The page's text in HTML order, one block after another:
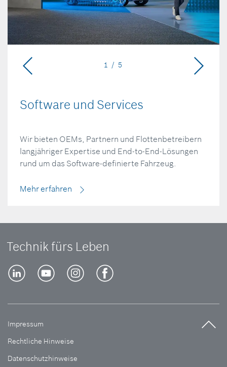
Software und Services
Wir bieten OEMs, Partnern und Flottenbetreibern
langjähriger Expertise und End-to-End-Lösungen
rund um das Software-definierte Fahrzeug.
Mehr erfahren
1 / 5
Technik fürs Leben
Impressum
Rechtliche Hinweise
Datenschutzhinweise